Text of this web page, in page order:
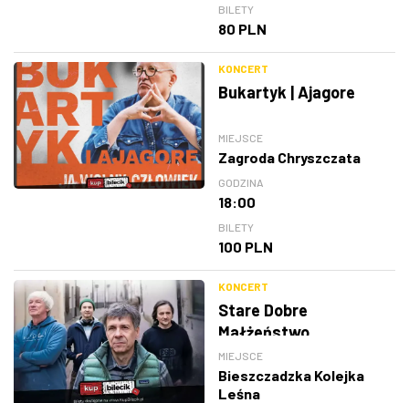
BILETY
80 PLN
KONCERT
Bukartyk | Ajagore
MIEJSCE
Zagroda Chryszczata
GODZINA
18:00
BILETY
100 PLN
KONCERT
Stare Dobre
Małżeństwo
MIEJSCE
Bieszczadzka Kolejka
Leśna